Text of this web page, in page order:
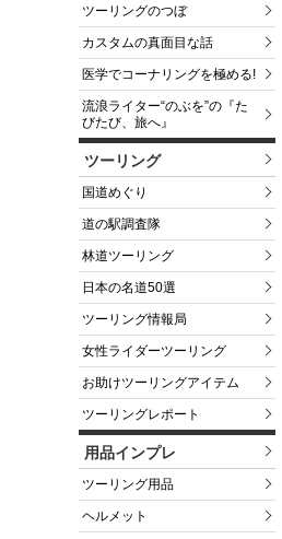
ツーリングのつぼ
カスタムの真面目な話
医学でコーナリングを極める!
流浪ライター“のぶを”の『た
びたび、旅へ』
ツーリング
国道めぐり
道の駅調査隊
林道ツーリング
日本の名道50選
ツーリング情報局
女性ライダーツーリング
お助けツーリングアイテム
ツーリングレポート
用品インプレ
ツーリング用品
ヘルメット